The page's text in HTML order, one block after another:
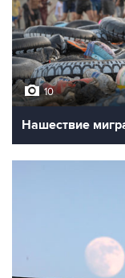
10
Нашествие